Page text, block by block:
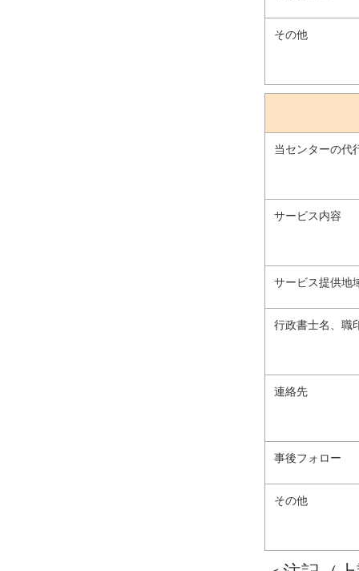
その他
当センターの代
サービス内容
サービス提供地
行政書士名、職
連絡先
事後フォロー
その他